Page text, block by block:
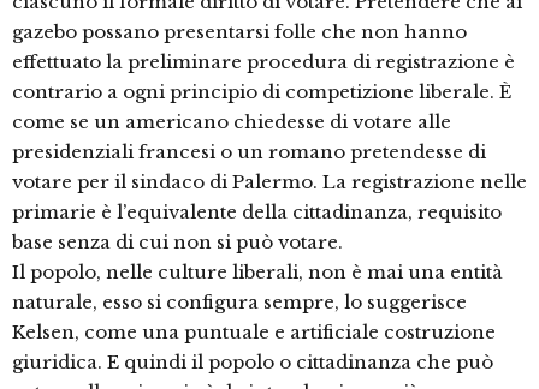
gazebo possano presentarsi folle che non hanno
effettuato la preliminare procedura di registrazione è
contrario a ogni principio di competizione liberale. È
come se un americano chiedesse di votare alle
presidenziali francesi o un romano pretendesse di
votare per il sindaco di Palermo. La registrazione nelle
primarie è l’equivalente della cittadinanza, requisito
base senza di cui non si può votare.
Il popolo, nelle culture liberali, non è mai una entità
naturale, esso si configura sempre, lo suggerisce
Kelsen, come una puntuale e artificiale costruzione
giuridica. E quindi il popolo o cittadinanza che può